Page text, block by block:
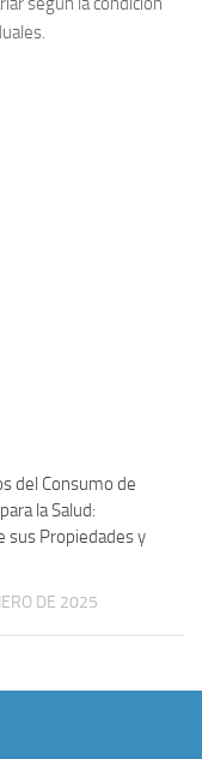
del Consumo de
la Salud:
sus Propiedades y
DE 2025